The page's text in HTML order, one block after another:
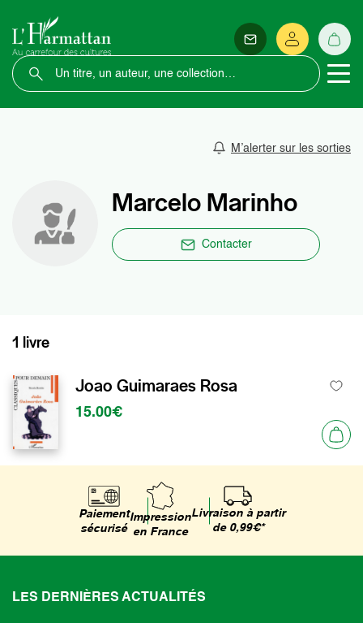
M’alerter sur les sorties
Marcelo Marinho
Contacter
1 livre
Joao Guimaraes Rosa
15.00€
Paiement
sécurisé
Impression
en France
Livraison à partir
de 0,99€*
LES DERNIÈRES ACTUALITÉS